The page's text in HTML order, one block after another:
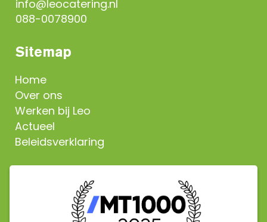
info@leocatering.nl
088-0078900
Sitemap
Home
Over ons
Werken bij Leo
Actueel
Beleidsverklaring